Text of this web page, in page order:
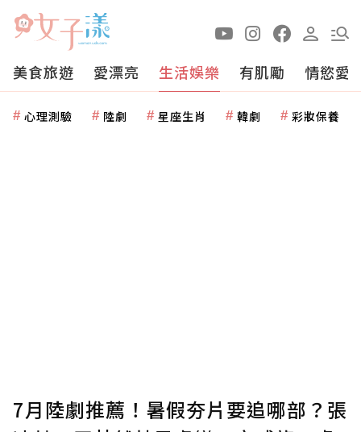
美食旅遊 愛漂亮 生活娛樂 有肌勵 情慾愛
心理測驗 陸劇 星座生肖 韓劇 彩妝保養
7月陸劇推薦！暑假夯片要追哪部？張